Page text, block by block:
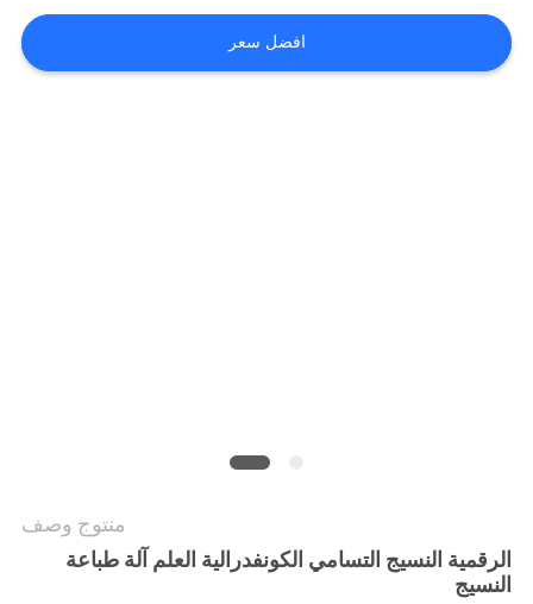
جميع
القضايا
افضل سعر
منتوج وصف
الرقمية النسيج التسامي الكونفدرالية العلم آلة طباعة
النسيج